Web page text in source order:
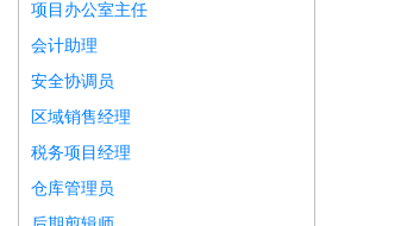
项目办公室主任
会计助理
安全协调员
区域销售经理
税务项目经理
仓库管理员